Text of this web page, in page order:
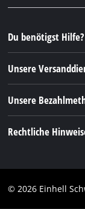
Instagram
TikTok
Pinterest
Du benötigst Hilfe?
Unsere
Unsere
Rechtliche
Impressum
© 2026 Einhell